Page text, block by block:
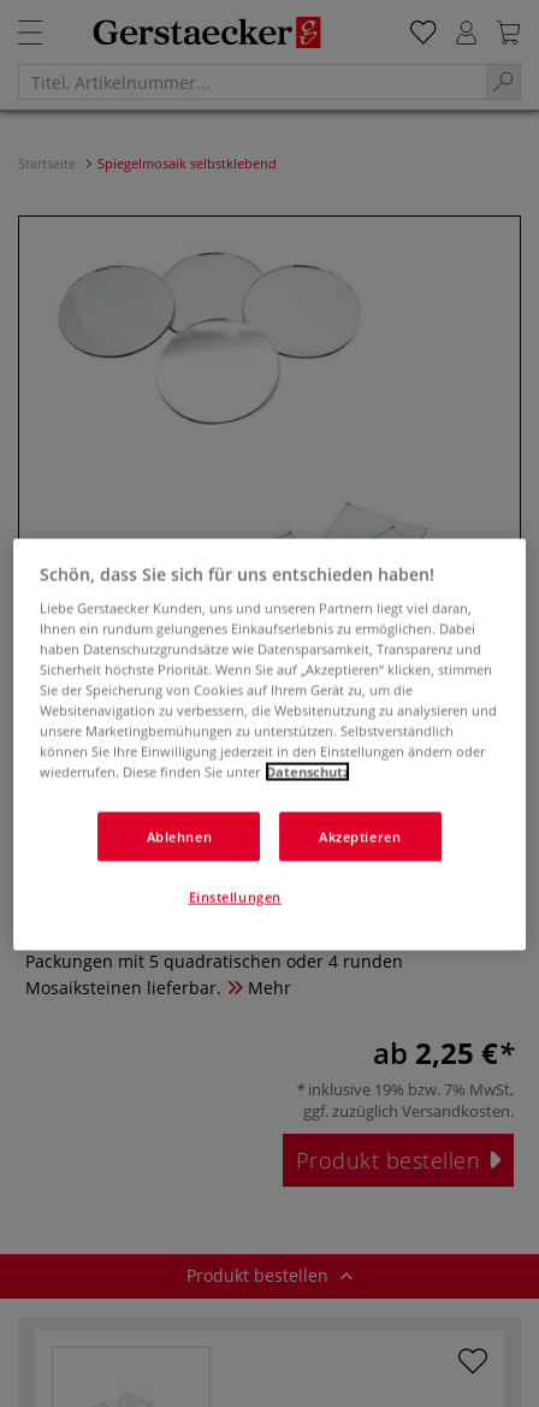
Startseite Spiegelmosaik selbstklebend
Spiegelmosaik selbstklebend
0 Bewertungen
Setzen Sie mit dem selbstklebenden Spiegelmosaik
Packungen mit 5 quadratischen oder 4 runden
Mosaiksteinen lieferbar.
Mehr
ab 2,25 €
inklusive 19% bzw. 7% MwSt,
ggf. zuzüglich Versandkosten.
Produkt bestellen
Produkt bestellen
Schön, dass Sie sich für uns entschieden haben!
Liebe Gerstaecker Kunden, uns und unseren Partnern liegt viel daran,
Ihnen ein rundum gelungenes Einkaufserlebnis zu ermöglichen. Dabei
haben Datenschutzgrundsätze wie Datensparsamkeit, Transparenz und
Sicherheit höchste Priorität. Wenn Sie auf „Akzeptieren“ klicken, stimmen
Sie der Speicherung von Cookies auf Ihrem Gerät zu, um die
Websitenavigation zu verbessern, die Websitenutzung zu analysieren und
unsere Marketingbemühungen zu unterstützen. Selbstverständlich
können Sie Ihre Einwilligung jederzeit in den Einstellungen ändern oder
wiederrufen. Diese finden Sie unter Datenschutz
Ablehnen Akzeptieren
Einstellungen